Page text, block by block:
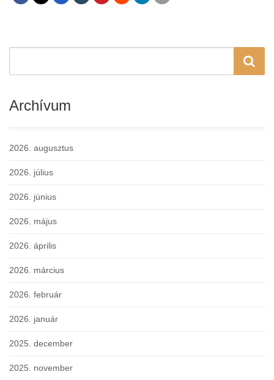
Archívum
2026. augusztus
2026. július
2026. június
2026. május
2026. április
2026. március
2026. február
2026. január
2025. december
2025. november